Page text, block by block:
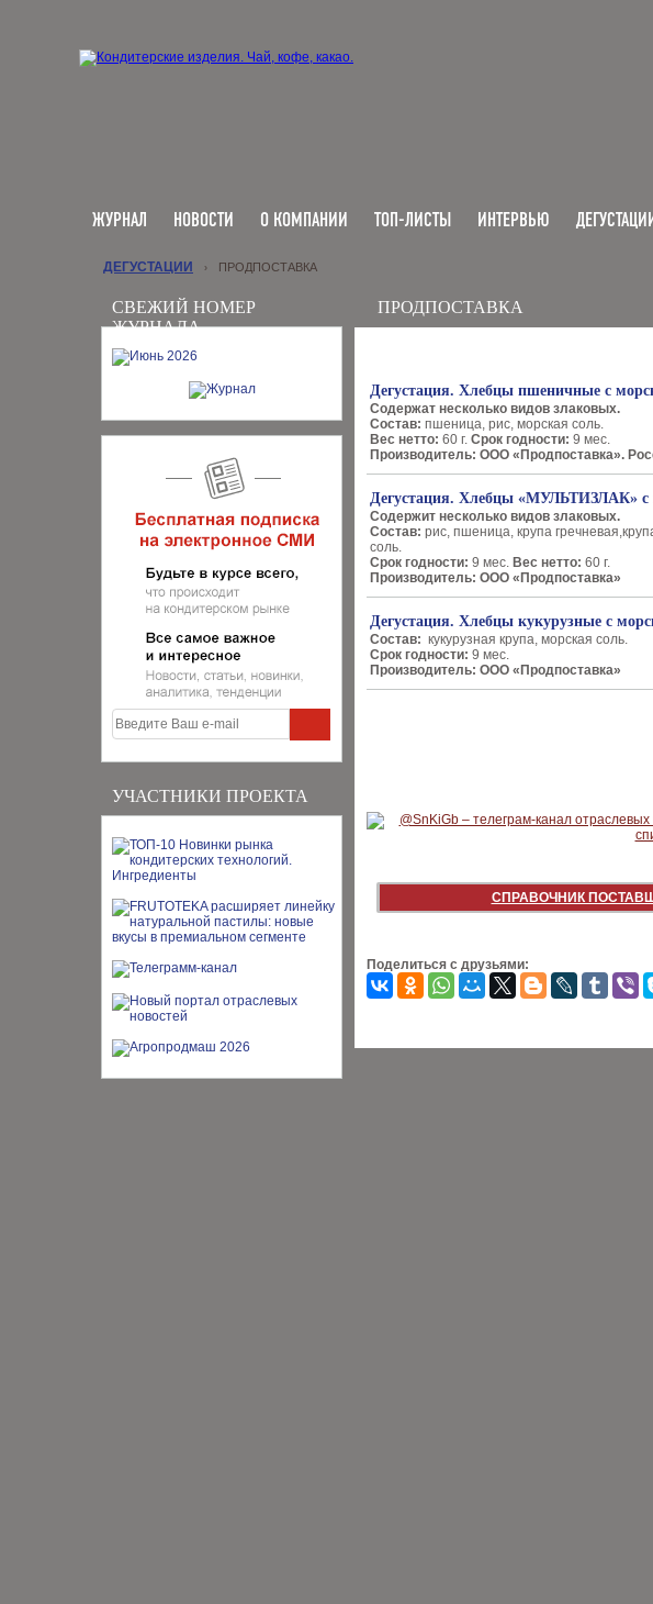
ЖУРНАЛ НОВОСТИ О КОМПАНИИ ТОП-ЛИСТЫ ИНТЕРВЬЮ ДЕГУСТАЦИИ
СВЕЖИЙ НОМЕР
ЖУРНАЛА
УЧАСТНИКИ ПРОЕКТА
ДЕГУСТАЦИИ › ПРОДПОСТАВКА
ПРОДПОСТАВКА
Дегустация. Хлебцы пшеничные с
Содержат несколько видов злаковых.
Состав: пшеница, рис, морская соль.
Вес нетто: 60 г. Срок годности: 9 мес.
Производитель: ООО «Продпоставка».
Дегустация. Хлебцы «МУЛЬТИЗЛАК» с
Содержит несколько видов злаковых.
Состав: рис, пшеница, крупа
соль.
Срок годности: 9 мес. Вес нетто: 60 г.
Производитель: ООО «Продпоставка»
Дегустация. Хлебцы кукурузные с
Состав: кукурузная крупа, морская соль.
Срок годности: 9 мес.
Производитель: ООО «Продпоставка»
СПРАВОЧНИК
Поделиться с друзьями: